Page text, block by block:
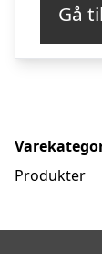
Gå
Produkter